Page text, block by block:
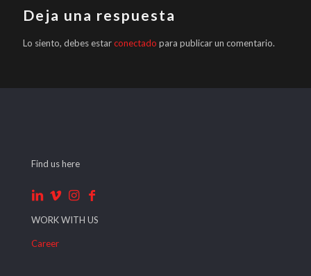
Deja una respuesta
Lo siento, debes estarconectado para publicar un comentario.
Find us here
WORK WITH US
Career